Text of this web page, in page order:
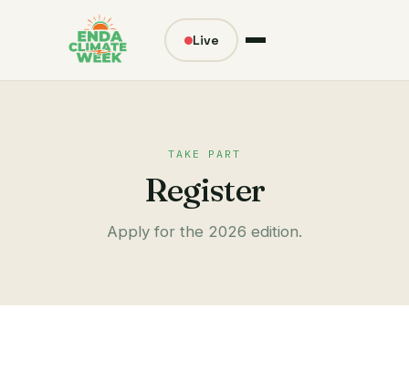
Live
TAKE PART
Register
Apply for the 2026 edition.